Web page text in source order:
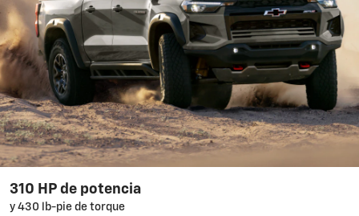
310 HP de potencia
y 430 lb-pie de torque